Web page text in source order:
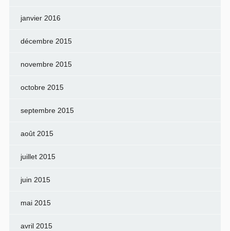
janvier 2016
décembre 2015
novembre 2015
octobre 2015
septembre 2015
août 2015
juillet 2015
juin 2015
mai 2015
avril 2015